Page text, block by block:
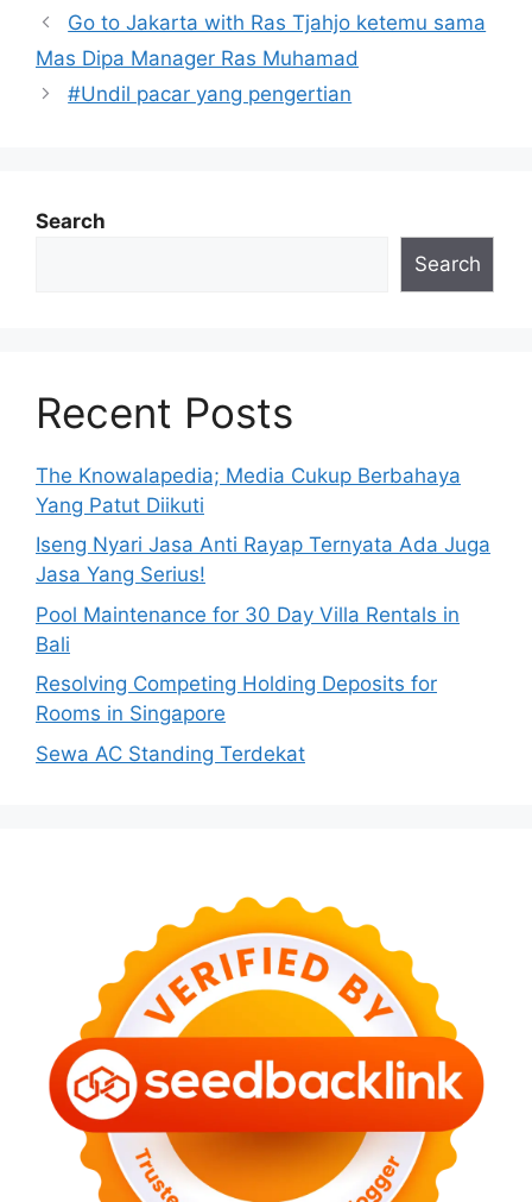
Go to Jakarta with Ras Tjahjo ketemu sama
Mas Dipa Manager Ras Muhamad
#Undil pacar yang pengertian
Search
Search
Recent Posts
The Knowalapedia; Media Cukup Berbahaya
Yang Patut Diikuti
Iseng Nyari Jasa Anti Rayap Ternyata Ada Juga
Jasa Yang Serius!
Pool Maintenance for 30 Day Villa Rentals in
Bali
Resolving Competing Holding Deposits for
Rooms in Singapore
Sewa AC Standing Terdekat